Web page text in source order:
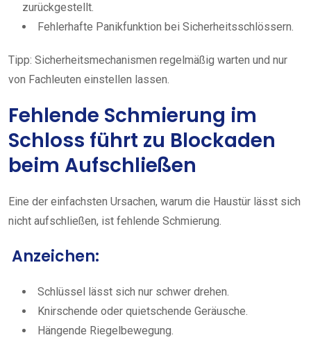
zurückgestellt.
Fehlerhafte Panikfunktion bei Sicherheitsschlössern.
Tipp: Sicherheitsmechanismen regelmäßig warten und nur
von Fachleuten einstellen lassen.
Fehlende Schmierung im
Schloss führt zu Blockaden
beim Aufschließen
Eine der einfachsten Ursachen, warum die Haustür lässt sich
nicht aufschließen, ist fehlende Schmierung.
Anzeichen:
Schlüssel lässt sich nur schwer drehen.
Knirschende oder quietschende Geräusche.
Hängende Riegelbewegung.